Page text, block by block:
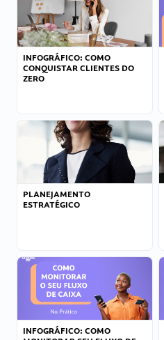
INFOGRÁFICO: COMO
CONQUISTAR CLIENTES DO
ZERO
PLANEJAMENTO
ESTRATÉGICO
INFOGRÁFICO: COMO